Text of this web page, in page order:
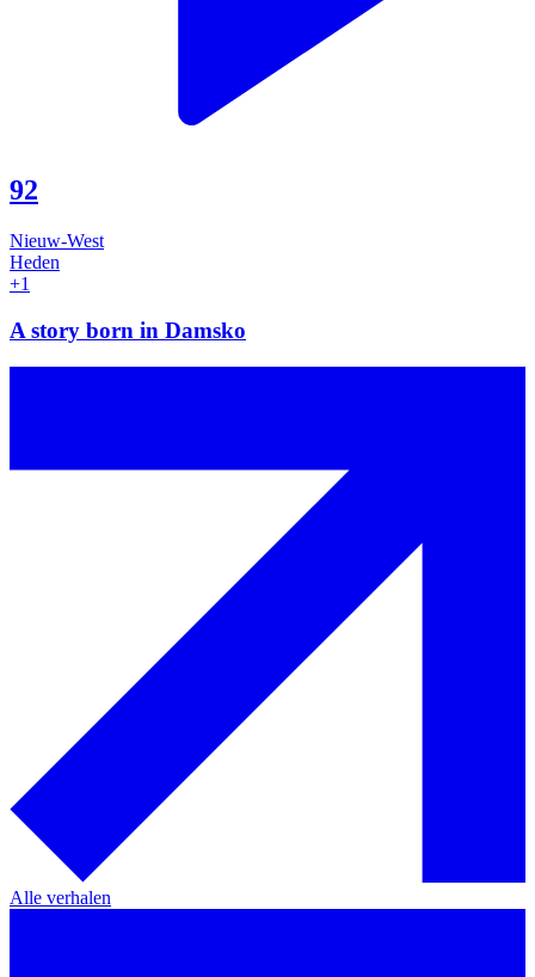
92
Nieuw-West
Heden
+1
A story born in Damsko
Alle verhalen